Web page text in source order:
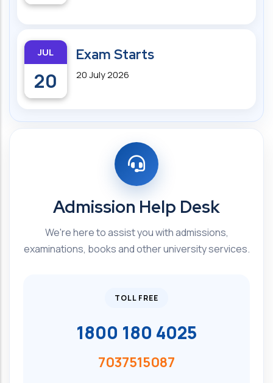
JUL
20
Exam Starts
20 July 2026
Admission Help Desk
We're here to assist you with admissions,
examinations, books and other university services.
TOLL FREE
1800 180 4025
7037515087